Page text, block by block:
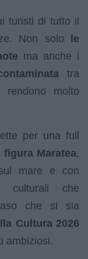
turisti di tutto il
Non solo
le
ma anche i
tra
molto
per una full
figura Maratea,
mare e con
culturali che
che si sia
Cultura 2026
ambiziosi.